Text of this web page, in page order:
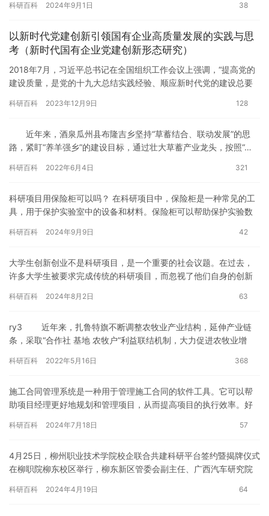
问题的…
科研百科 2024年9月1日 38
以新时代党建创新引领国有企业高质量发展的实践与思
考（新时代国有企业党建创新形态研究）
2018年7月，习近平总书记在全国组织工作会议上强调，“提高党的
建设质量，是党的十九大总结实践经验、顺应新时代党的建设总要
科研百科 2023年12月9日 128
近年来，酒泉瓜州县布隆吉乡坚持“草蓄结合、联动发展”的思
路，紧盯“养羊强乡”的建设目标，通过壮大草蓄产业龙头，按照“…
科研百科 2022年6月4日 321
科研项目用保险柜可以吗？ 在科研项目中，保险柜是一种常见的工
具，用于保护实验室中的设备和材料。保险柜可以帮助保护实验数
是否…
科研百科 2024年9月9日 42
大学生创新创业不是科研项目，是一个重要的社会议题。在过去，
许多大学生被要求完成传统的科研项目，而忽视了他们自身的创新
该认识…
科研百科 2024年8月2日 63
ry3 近年来，扎鲁特旗不断调整农牧业产业结构，延伸产业链
条，采取“合作社 基地 农牧户”利益联结机制，大力促进农牧业增
科研百科 2022年5月16日 368
施工合同管理系统是一种用于管理施工合同的软件工具。它可以帮
助项目经理更好地规划和管理项目，从而提高项目的执行效率。好
合…
科研百科 2024年7月18日 57
4月25日，柳州职业技术学院校企联合共建科研平台签约暨揭牌仪式
在柳职院柳东校区举行，柳东新区管委会副主任、广西汽车研究院
台…
科研百科 2024年4月19日 64